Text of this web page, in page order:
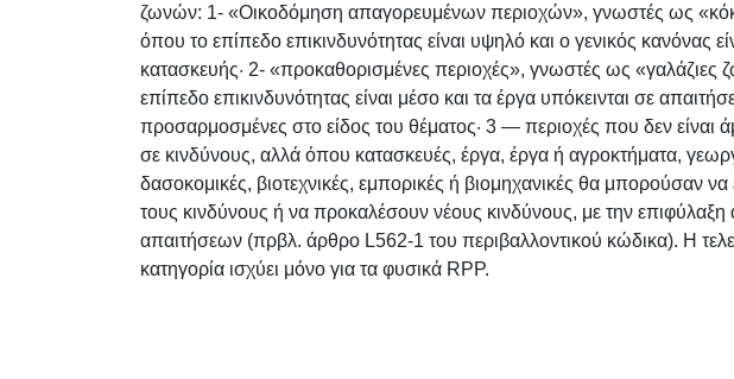
ζωνών: 1- «Οικοδόμηση απαγορευμένων περιοχών», γνωστές ως
όπου το επίπεδο επικινδυνότητας είναι υψηλό και ο γενικός κανόνας
κατασκευής· 2- «προκαθορισμένες περιοχές», γνωστές ως «γαλάζιες
επίπεδο επικινδυνότητας είναι μέσο και τα έργα υπόκεινται σε
προσαρμοσμένες στο είδος του θέματος· 3 — περιοχές που δεν είναι
σε κινδύνους, αλλά όπου κατασκευές, έργα, έργα ή αγροκτήματα,
δασοκομικές, βιοτεχνικές, εμπορικές ή βιομηχανικές θα μπορούσαν
τους κινδύνους ή να προκαλέσουν νέους κινδύνους, με την
απαιτήσεων (πρβλ. άρθρο L562-1 του περιβαλλοντικού κώδικα). Η
κατηγορία ισχύει μόνο για τα φυσικά RPP.